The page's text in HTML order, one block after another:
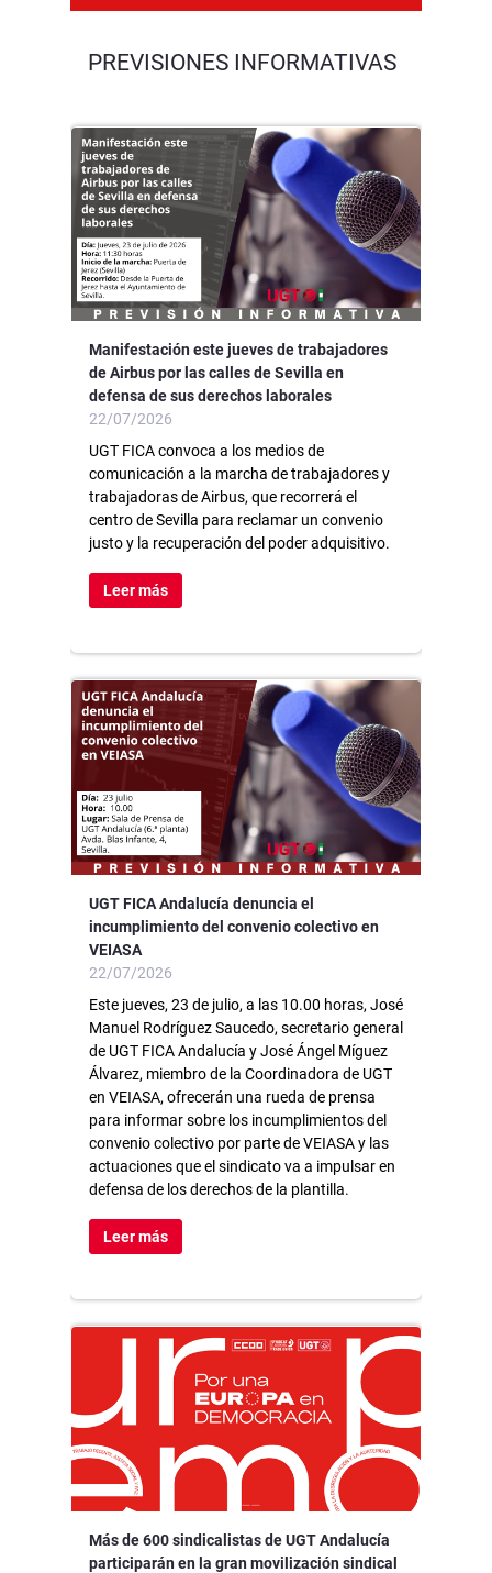
PREVISIONES INFORMATIVAS
Manifestación este jueves de trabajadores
de Airbus por las calles de Sevilla en
defensa de sus derechos laborales
22/07/2026
UGT FICA convoca a los medios de
comunicación a la marcha de trabajadores y
trabajadoras de Airbus, que recorrerá el
centro de Sevilla para reclamar un convenio
justo y la recuperación del poder adquisitivo.
Leer más
UGT FICA Andalucía denuncia el
incumplimiento del convenio colectivo en
VEIASA
22/07/2026
Este jueves, 23 de julio, a las 10.00 horas, José
Manuel Rodríguez Saucedo, secretario general
de UGT FICA Andalucía y José Ángel Míguez
Álvarez, miembro de la Coordinadora de UGT
en VEIASA, ofrecerán una rueda de prensa
para informar sobre los incumplimientos del
convenio colectivo por parte de VEIASA y las
actuaciones que el sindicato va a impulsar en
defensa de los derechos de la plantilla.
Leer más
Más de 600 sindicalistas de UGT Andalucía
participarán en la gran movilización sindical